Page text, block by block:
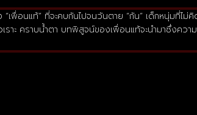
พื่อนแท้” ที่จะคบกันไปจนวันตาย “กัน” เด็กหนุ่มที่ไม่คิ
ราะ คราบน้ำตา บทพิสูจน์ของเพื่อนแท้จะนำมาซึ่งคว